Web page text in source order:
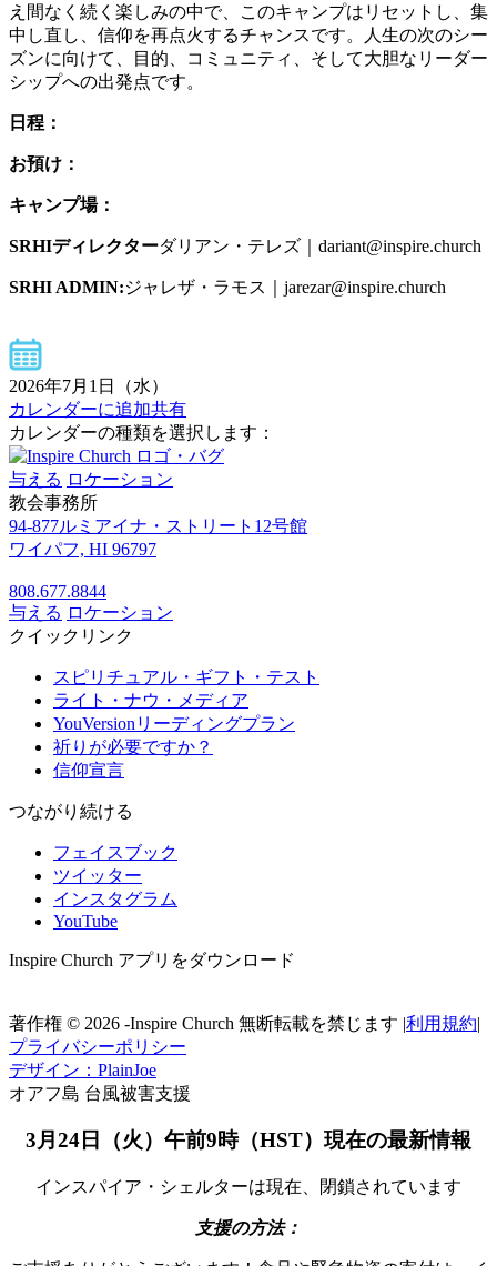
え間なく続く楽しみの中で、このキャンプはリセットし、集
中し直し、信仰を再点火するチャンスです。人生の次のシー
ズンに向けて、目的、コミュニティ、そして大胆なリーダー
シップへの出発点です。
日程：
お預け：
キャンプ場：
SRHIディレクターダリアン・テレズ｜dariant@inspire.church
SRHI ADMIN:ジャレザ・ラモス｜jarezar@inspire.church
2026年7月1日（水）
カレンダーに追加共有
カレンダーの種類を選択します：
与える ロケーション
教会事務所
94-877ルミアイナ・ストリート12号館
ワイパフ, HI 96797
808.677.8844
与える ロケーション
クイックリンク
スピリチュアル・ギフト・テスト
ライト・ナウ・メディア
YouVersionリーディングプラン
祈りが必要ですか？
信仰宣言
つながり続ける
フェイスブック
ツイッター
インスタグラム
YouTube
Inspire Church アプリをダウンロード
著作権 © 2026 -Inspire Church 無断転載を禁じます |利用規約|
プライバシーポリシー
デザイン：PlainJoe
オアフ島 台風被害支援
3月24日（火）午前9時（HST）現在の最新情報
インスパイア・シェルターは現在、閉鎖されています
支援の方法：